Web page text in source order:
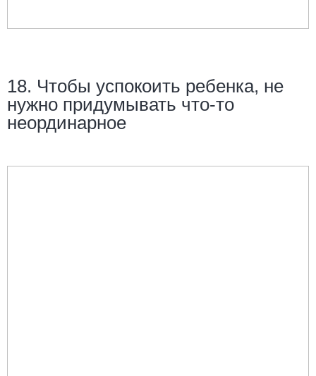
18. Чтобы успокоить ребенка, не
нужно придумывать что-то
неординарное